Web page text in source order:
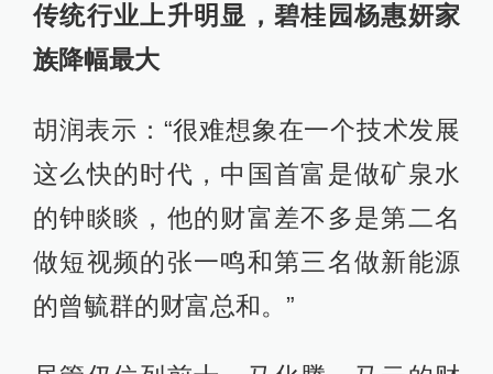
传统行业上升明显，碧桂园杨惠妍家
族降幅最大
胡润表示：“很难想象在一个技术发展
这么快的时代，中国首富是做矿泉水
的钟睒睒，他的财富差不多是第二名
做短视频的张一鸣和第三名做新能源
的曾毓群的财富总和。”